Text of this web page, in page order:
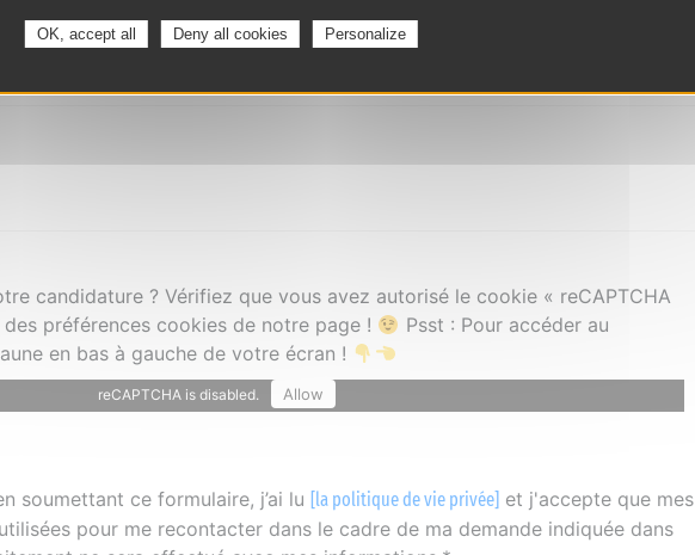
candidature ? Vérifiez que vous avez autorisé le cookie « reCAPTCHA
préférences cookies de notre page !
Psst : Pour accéder au
en bas à gauche de votre écran !
reCAPTCHA is disabled. Allow
soumettant ce formulaire, j’ai lu [la politique de vie privée] et j'accepte que mes
pour me recontacter dans le cadre de ma demande indiquée dans
OK, accept all Deny all cookies Personalize